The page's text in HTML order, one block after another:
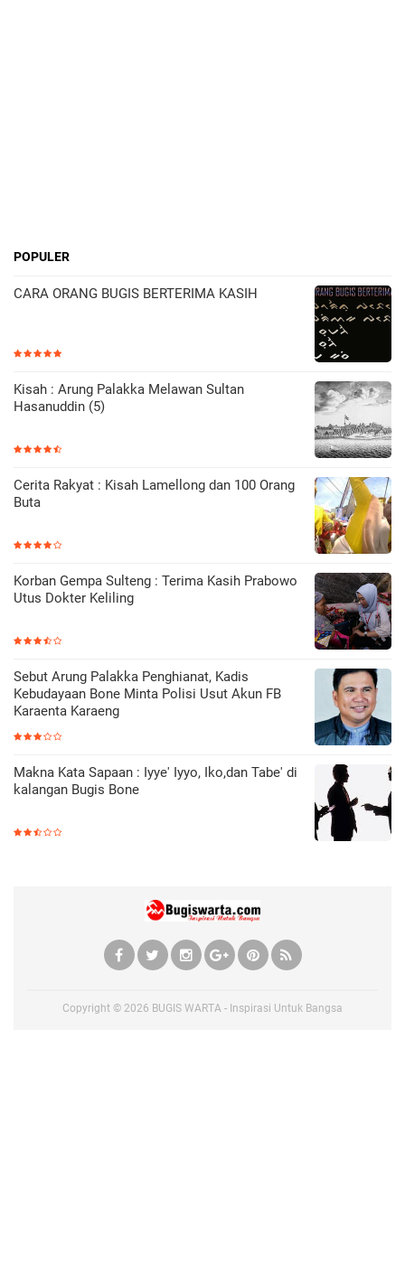
POPULER
CARA ORANG BUGIS BERTERIMA KASIH
Kisah : Arung Palakka Melawan Sultan
Hasanuddin (5)
Cerita Rakyat : Kisah Lamellong dan 100 Orang
Buta
Korban Gempa Sulteng : Terima Kasih Prabowo
Utus Dokter Keliling
Sebut Arung Palakka Penghianat, Kadis
Kebudayaan Bone Minta Polisi Usut Akun FB
Karaenta Karaeng
Makna Kata Sapaan : Iyye' Iyyo, Iko,dan Tabe' di
kalangan Bugis Bone
Copyright © 2026 BUGIS WARTA - Inspirasi Untuk Bangsa